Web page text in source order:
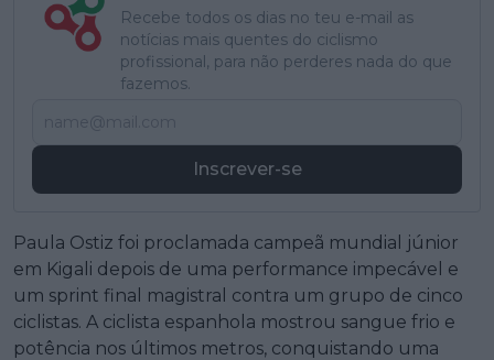
Recebe todos os dias no teu e-mail as
notícias mais quentes do ciclismo
profissional, para não perderes nada do que
fazemos.
Inscrever-se
Paula Ostiz foi proclamada campeã mundial júnior
em Kigali depois de uma performance impecável e
um sprint final magistral contra um grupo de cinco
ciclistas. A ciclista espanhola mostrou sangue frio e
potência nos últimos metros, conquistando uma